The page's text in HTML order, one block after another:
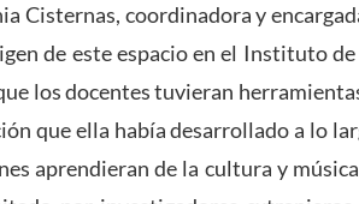
Cisternas, coordinadora y
de este espacio en el Instituto
los docentes tuvieran
que ella había desarrollado a lo
aprendieran de la cultura y